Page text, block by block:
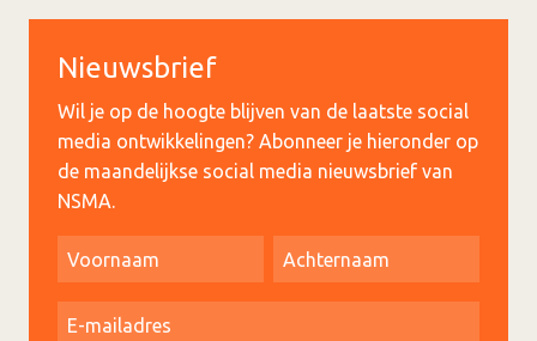
Nieuwsbrief
Wil je op de hoogte blijven van de laatste social
media ontwikkelingen? Abonneer je hieronder op
de maandelijkse social media nieuwsbrief van
NSMA.